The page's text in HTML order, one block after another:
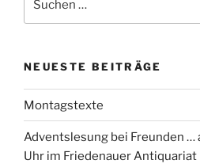
nach:
NEUESTE BEITRÄGE
Montagstexte
Adventslesung bei Freunden …
Uhr im Friedenauer Antiquariat